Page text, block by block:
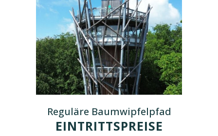
Reguläre Baumwipfelpfad
EINTRITTSPREISE